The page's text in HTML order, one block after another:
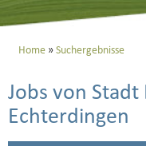
Home Suchergebnisse
Jobs von
Echterdingen